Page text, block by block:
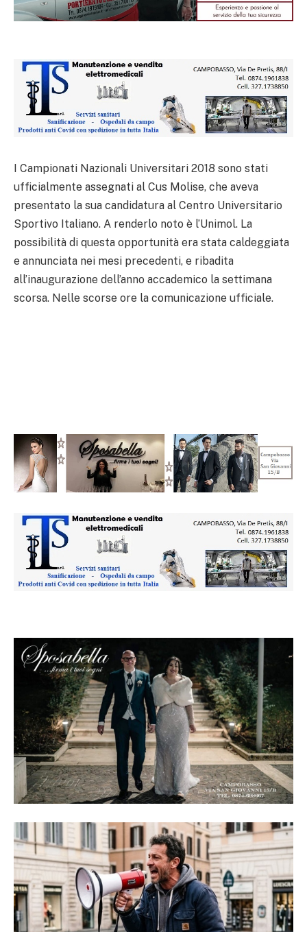
I Campionati Nazionali Universitari 2018 sono stati
ufficialmente assegnati al Cus Molise, che aveva
presentato la sua candidatura al Centro Universitario
Sportivo Italiano. A renderlo noto è l’Unimol. La
possibilità di questa opportunità era stata caldeggiata
e annunciata nei mesi precedenti, e ribadita
all’inaugurazione dell’anno accademico la settimana
scorsa. Nelle scorse ore la comunicazione ufficiale.